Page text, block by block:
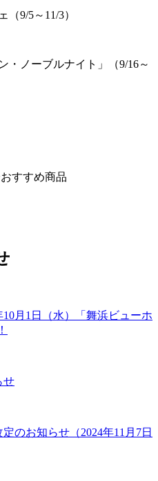
9/5～11/3）
・ノーブルナイト」（9/16～
すすめ商品
月1日（水）「舞浜ビューホ
せ
のお知らせ（2024年11月7日